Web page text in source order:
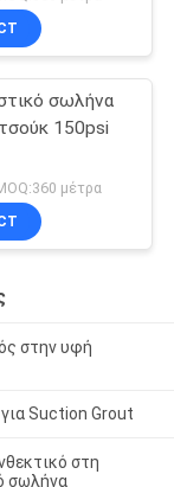
σωλήνα
150psi
μέτρα
στην υφή
Suction Grout
στη
σωλήνα